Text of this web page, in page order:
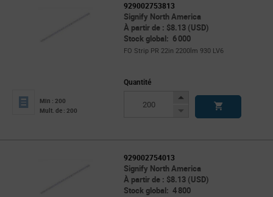
929002753813
Signify North America
À partir de : $8.13 (USD)
Stock global: 6 000
FO Strip PR 22in 2200lm 930 LV6
Min : 200
Mult. de : 200
Quantité
Increase
Decrease
929002754013
Signify North America
À partir de : $8.13 (USD)
Stock global: 4 800